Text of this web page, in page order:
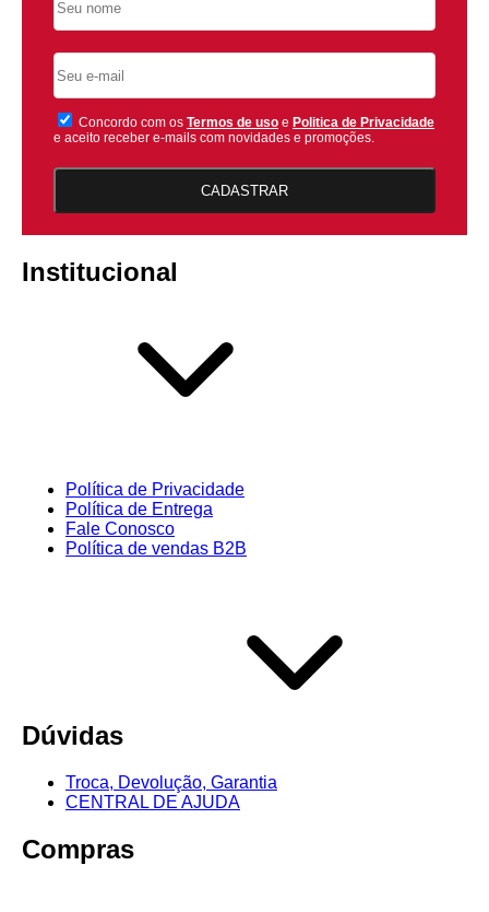
Concordo com os Termos de uso e Politica de Privacidade
e aceito receber e-mails com novidades e promoções.
CADASTRAR
Institucional
Política de Privacidade
Política de Entrega
Fale Conosco
Política de vendas B2B
Dúvidas
Troca, Devolução, Garantia
CENTRAL DE AJUDA
Compras